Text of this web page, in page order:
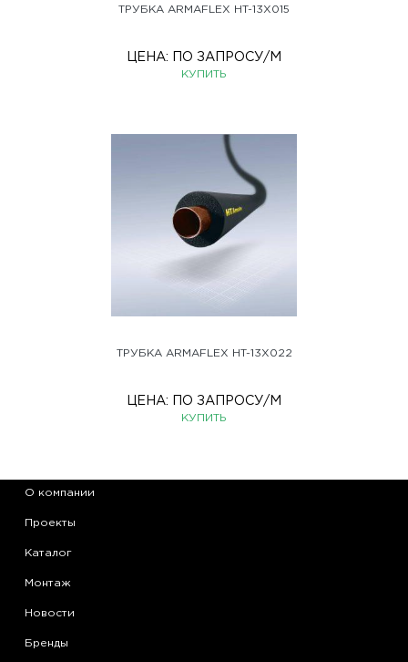
ТРУБКА ARMAFLEX HT-13X015
ЦЕНА: ПО ЗАПРОСУ/М
КУПИТЬ
ТРУБКА ARMAFLEX HT-13X022
ЦЕНА: ПО ЗАПРОСУ/М
КУПИТЬ
О компании
Проекты
Каталог
Монтаж
Новости
Бренды